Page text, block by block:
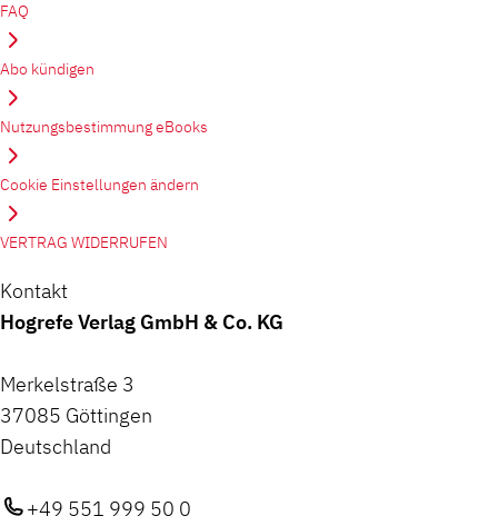
FAQ
Abo kündigen
Nutzungsbestimmung eBooks
Cookie Einstellungen ändern
VERTRAG WIDERRUFEN
Kontakt
Hogrefe Verlag GmbH & Co. KG
Merkelstraße 3
37085 Göttingen
Deutschland
+49 551 999 50 0